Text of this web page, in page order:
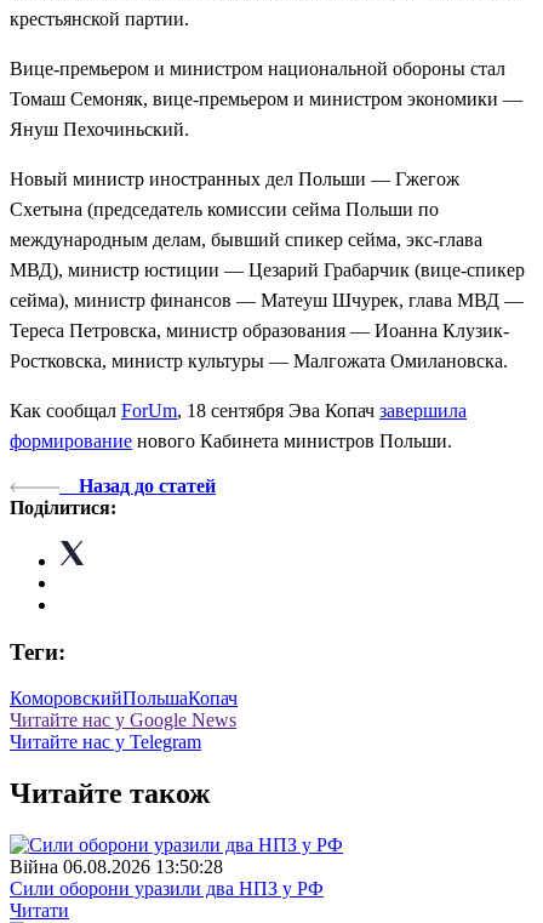
крестьянской партии.
Вице-премьером и министром национальной обороны стал
Томаш Семоняк, вице-премьером и министром экономики —
Януш Пехочиньский.
Новый министр иностранных дел Польши — Гжегож
Схетына (председатель комиссии сейма Польши по
международным делам, бывший спикер сейма, экс-глава
МВД), министр юстиции — Цезарий Грабарчик (вице-спикер
сейма), министр финансов — Матеуш Шчурек, глава МВД —
Тереса Петровска, министр образования — Иоанна Клузик-
Ростковска, министр культуры — Малгожата Омилановска.
Как сообщал ForUm, 18 сентября Эва Копач завершила
формирование нового Кабинета министров Польши.
Назад до статей
Поділитися:
Теги:
КоморовскийПольшаКопач
Читайте нас у Google News
Читайте нас у Telegram
Читайте також
Війна 06.08.2026 13:50:28
Сили оборони уразили два НПЗ у РФ
Читати